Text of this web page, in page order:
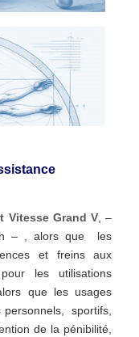
Vitesse Grand V , –
– , alors que les
et freins aux
les utilisations
que les usages
sportifs,
de la pénibilité,